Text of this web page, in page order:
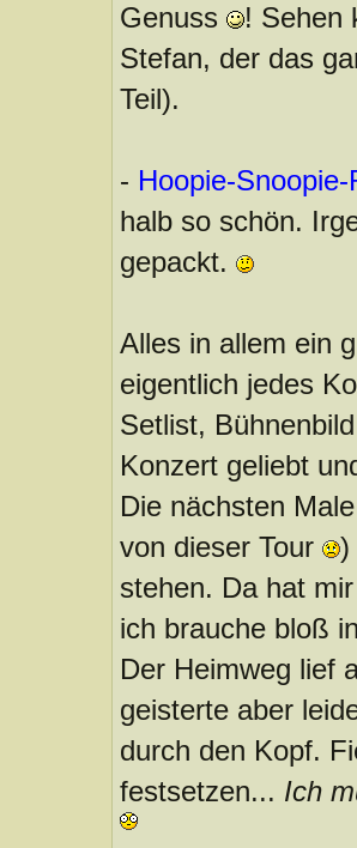
Genuss
! Sehen
Stefan, der das
Teil).
- Hoopie-Snoopie-
halb so schön.
gepackt.
Alles in allem ein
eigentlich jedes
Setlist,
Konzert geliebt
Die nächsten
von dieser Tour
)
stehen. Da hat
ich brauche bloß
Der Heimweg lief
geisterte aber
durch den Kopf.
festsetzen... Ich